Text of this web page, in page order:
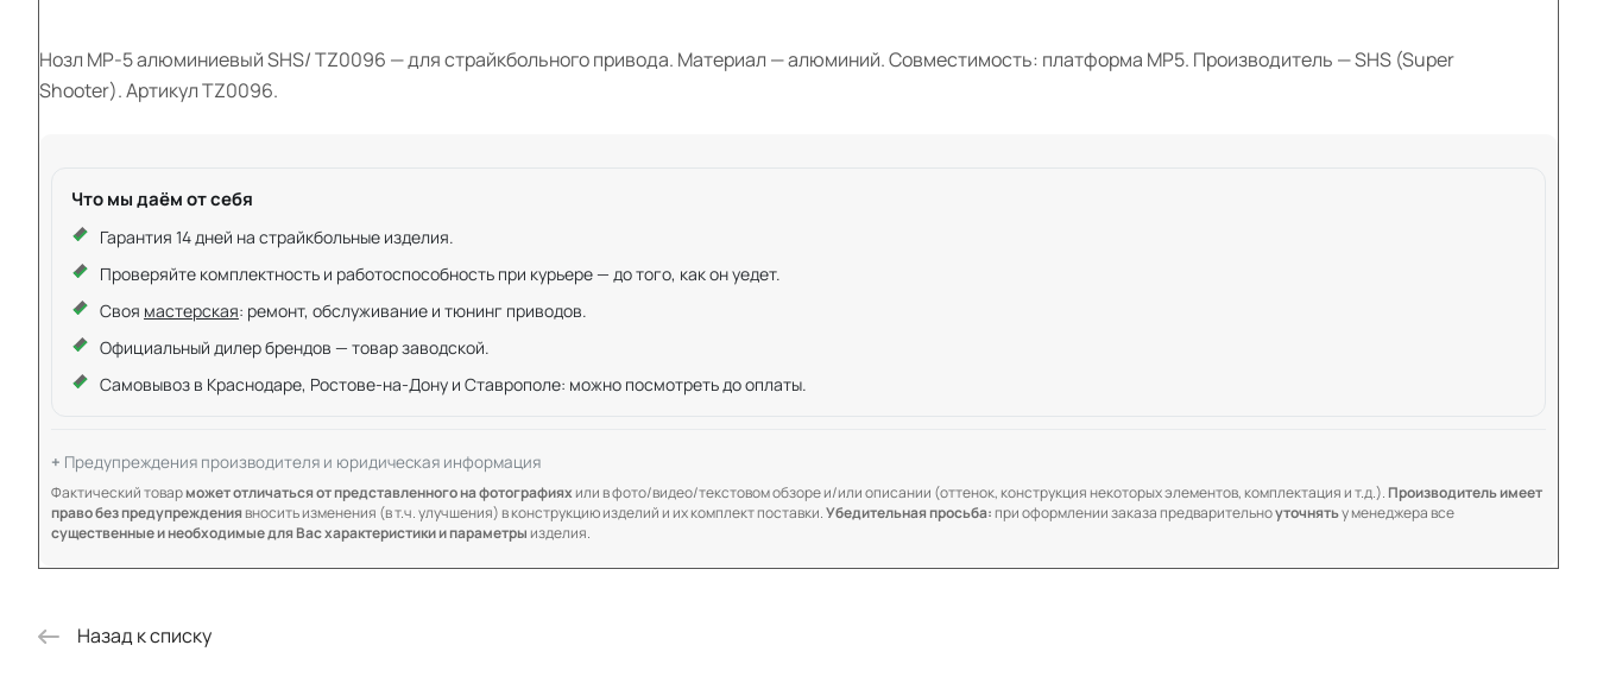
Нозл MP-5 алюминиевый SHS/ TZ0096 — для страйкбольного привода. Материал — алюминий. Совместимость: платформа MP5. Производитель — SHS (Super
Shooter). Артикул TZ0096.
Что мы даём от себя
Гарантия 14 дней на страйкбольные изделия.
Проверяйте комплектность и работоспособность при курьере — до того, как он уедет.
Своя мастерская: ремонт, обслуживание и тюнинг приводов.
Официальный дилер брендов — товар заводской.
Самовывоз в Краснодаре, Ростове-на-Дону и Ставрополе: можно посмотреть до оплаты.
Предупреждения производителя и юридическая информация
Фактический товарможет отличаться от представленного на фотографияхили в фото/видео/текстовом обзоре и/или описании (оттенок, конструкция некоторых элементов, комплектация и т.д.). Производитель имеет
право без предупреждениявносить изменения (в т.ч. улучшения) в конструкцию изделий и их комплект поставки.Убедительная просьба:при оформлении заказа предварительноуточнятьу менеджера все
существенные и необходимые для Вас характеристики и параметрыизделия.
Назад к списку